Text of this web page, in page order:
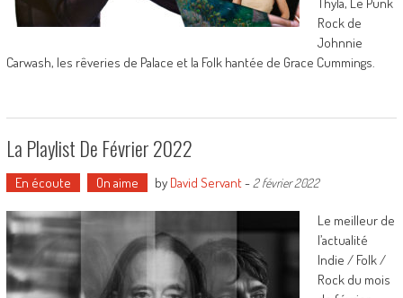
Rock de
Johnnie
Carwash, les rêveries de Palace et la Folk hantée de Grace Cummings.
La Playlist De Février 2022
En écoute On aime by David Servant- 2 février 2022
Le meilleur de
l’actualité
Indie / Folk /
Rock du mois